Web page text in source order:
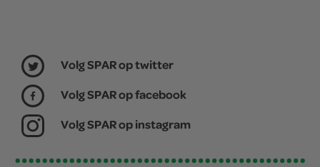
Volg SPAR op twitter
Volg SPAR op facebook
Volg SPAR op instagram